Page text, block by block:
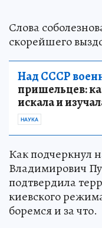
Слова
скорейшего
Над СССР
пришельцев:
искала и
НАУКА
Как подчеркнул
Владимирович
подтвердила
киевского
боремся и за что.